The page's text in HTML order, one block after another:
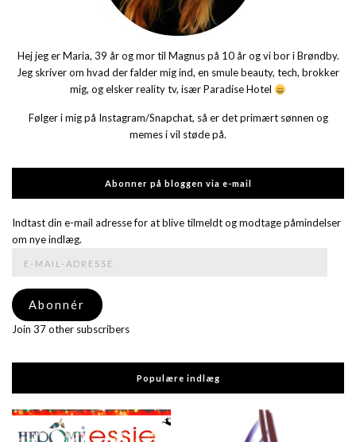
Hej jeg er Maria, 39 år og mor til Magnus på 10 år og vi bor i Brøndby.
Jeg skriver om hvad der falder mig ind, en smule beauty, tech, brokker
mig, og elsker reality tv, især Paradise Hotel
Følger i mig på Instagram/Snapchat, så er det primært sønnen og
memes i vil støde på.
Abonner på bloggen via e-mail
Indtast din e-mail adresse for at blive tilmeldt og modtage påmindelser
om nye indlæg.
adresse
Abonnér
Join 37 other subscribers
Populære indlæg